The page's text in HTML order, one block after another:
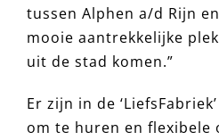
tussen Alphen a/d Rijn
mooie aantrekkelijke
uit de stad komen.”
Er zijn in de
om te huren en flexibele